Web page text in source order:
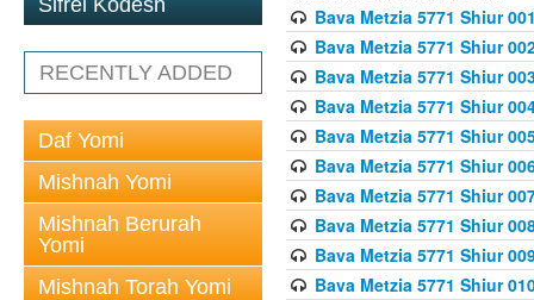
Sifrei Kodesh
RECENTLY ADDED
Daf Yomi
Mishnah Yomi
Mishnah Berurah
Yomi
Mishnah Torah Yomi
Bava Metzia 5771 Shiur
Bava Metzia 5771 Shiur
Bava Metzia 5771 Shiur
Bava Metzia 5771 Shiur
Bava Metzia 5771 Shiur
Bava Metzia 5771 Shiur
Bava Metzia 5771 Shiur
Bava Metzia 5771 Shiur
Bava Metzia 5771 Shiur
Bava Metzia 5771 Shiur